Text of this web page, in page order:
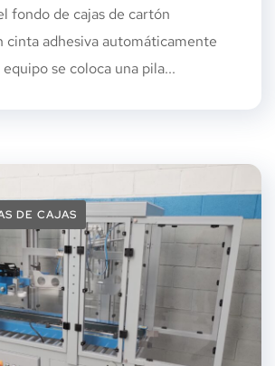
fondo de cajas de cartón
cinta adhesiva automáticamente
se coloca una pila...
DE CAJAS